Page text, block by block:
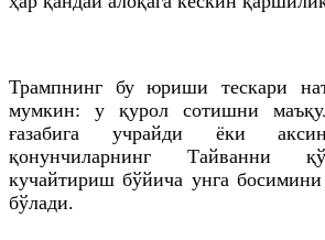
Трампнинг бу юриши тескари
мумкин: у қурол сотишни
ғазабига учрайди ёки
қонунчиларнинг Тайванни
кучайтириш бўйича унга
бўлади.